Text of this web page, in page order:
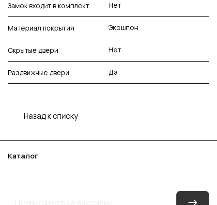
Замок входит в комплект Нет
Материал покрытия Экошпон
Скрытые двери Нет
Раздвижные двери Да
Назад к списку
Каталог